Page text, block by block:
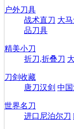
户外刀具
战术直刀 大
品刀具
精美小刀
折刀,折叠刀
刀剑收藏
唐刀汉剑 中
世界名刀
进口尼泊尔刀